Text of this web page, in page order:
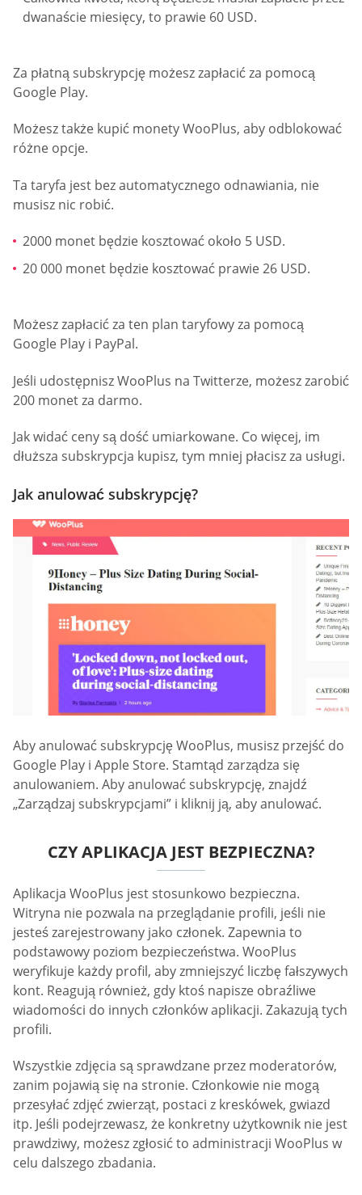
dwanaście miesięcy, to prawie 60 USD.
Za płatną subskrypcję możesz zapłacić za pomocą
Google Play.
Możesz także kupić monety WooPlus, aby odblokować
różne opcje.
Ta taryfa jest bez automatycznego odnawiania, nie
musisz nic robić.
2000 monet będzie kosztować około 5 USD.
20 000 monet będzie kosztować prawie 26 USD.
Możesz zapłacić za ten plan taryfowy za pomocą
Google Play i PayPal.
Jeśli udostępnisz WooPlus na Twitterze, możesz zarobić
200 monet za darmo.
Jak widać ceny są dość umiarkowane. Co więcej, im
dłuższa subskrypcja kupisz, tym mniej płacisz za usługi.
Jak anulować subskrypcję?
Aby anulować subskrypcję WooPlus, musisz przejść do
Google Play i Apple Store. Stamtąd zarządza się
anulowaniem. Aby anulować subskrypcję, znajdź
„Zarządzaj subskrypcjami” i kliknij ją, aby anulować.
CZY APLIKACJA JEST BEZPIECZNA?
Aplikacja WooPlus jest stosunkowo bezpieczna.
Witryna nie pozwala na przeglądanie profili, jeśli nie
jesteś zarejestrowany jako członek. Zapewnia to
podstawowy poziom bezpieczeństwa. WooPlus
weryfikuje każdy profil, aby zmniejszyć liczbę fałszywych
kont. Reagują również, gdy ktoś napisze obraźliwe
wiadomości do innych członków aplikacji. Zakazują tych
profili.
Wszystkie zdjęcia są sprawdzane przez moderatorów,
zanim pojawią się na stronie. Członkowie nie mogą
przesyłać zdjęć zwierząt, postaci z kreskówek, gwiazd
itp. Jeśli podejrzewasz, że konkretny użytkownik nie jest
prawdziwy, możesz zgłosić to administracji WooPlus w
celu dalszego zbadania.